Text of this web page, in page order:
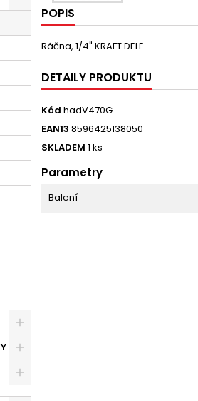
POPIS
Ráčna, 1/4" KRAFT DELE
DETAILY PRODUKTU
Kód hadV470G
EAN13 8596425138050
SKLADEM 1 ks
Parametry
Balení